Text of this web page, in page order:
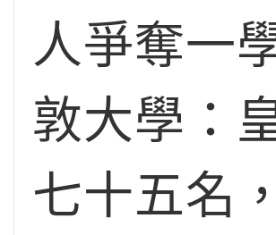
人爭奪一
敦大學：
七十五名